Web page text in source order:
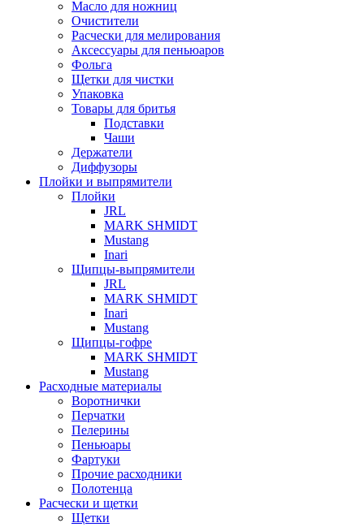
Масло для ножниц
Очистители
Расчески для мелирования
Аксессуары для пеньюаров
Фольга
Щетки для чистки
Упаковка
Товары для бритья
Подставки
Чаши
Держатели
Диффузоры
Плойки и выпрямители
Плойки
JRL
MARK SHMIDT
Mustang
Inari
Щипцы-выпрямители
JRL
MARK SHMIDT
Inari
Mustang
Щипцы-гофре
MARK SHMIDT
Mustang
Расходные материалы
Воротнички
Перчатки
Пелерины
Пеньюары
Фартуки
Прочие расходники
Полотенца
Расчески и щетки
Щетки